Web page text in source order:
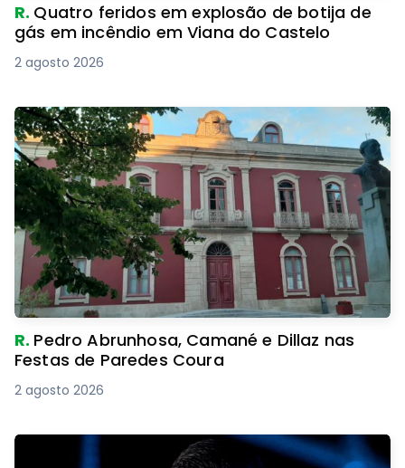
R. Quatro feridos em explosão de botija de
gás em incêndio em Viana do Castelo
2 agosto 2026
R. Pedro Abrunhosa, Camané e Dillaz nas
Festas de Paredes Coura
2 agosto 2026